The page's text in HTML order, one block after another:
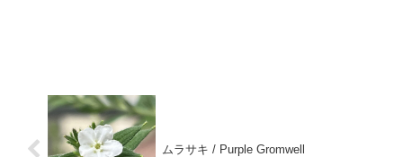
ムラサキ / Purple Gromwell